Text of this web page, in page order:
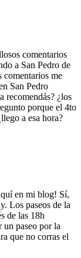
comentarios
a San Pedro de
comentarios me
San Pedro
recomendás? ¿los
porque el 4to
a esa hora?
en mi blog! Sí,
Los paseos de la
de las 18h
un paseo por la
que no corras el